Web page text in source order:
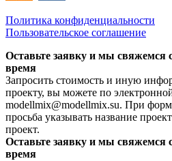
Политика конфиденциальности
Пользовательское соглашение
Оставьте заявку и мы свяжемся
время
Запросить стоимость и иную
проекту, вы можете по
modellmix@modellmix.su. При
просьба указывать название
проект.
Оставьте заявку и мы свяжемся
время